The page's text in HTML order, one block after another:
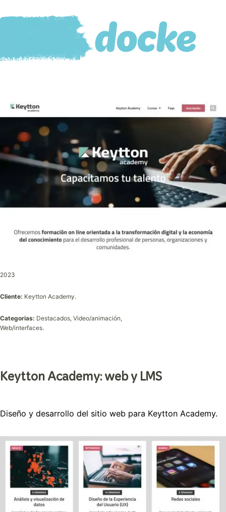
2023
Cliente: Keytton Academy.
Categorias: Destacados, Video/animación,
Web/interfaces.
Keytton Academy: web y LMS
Diseño y desarrollo del sitio web para Keytton Academy.